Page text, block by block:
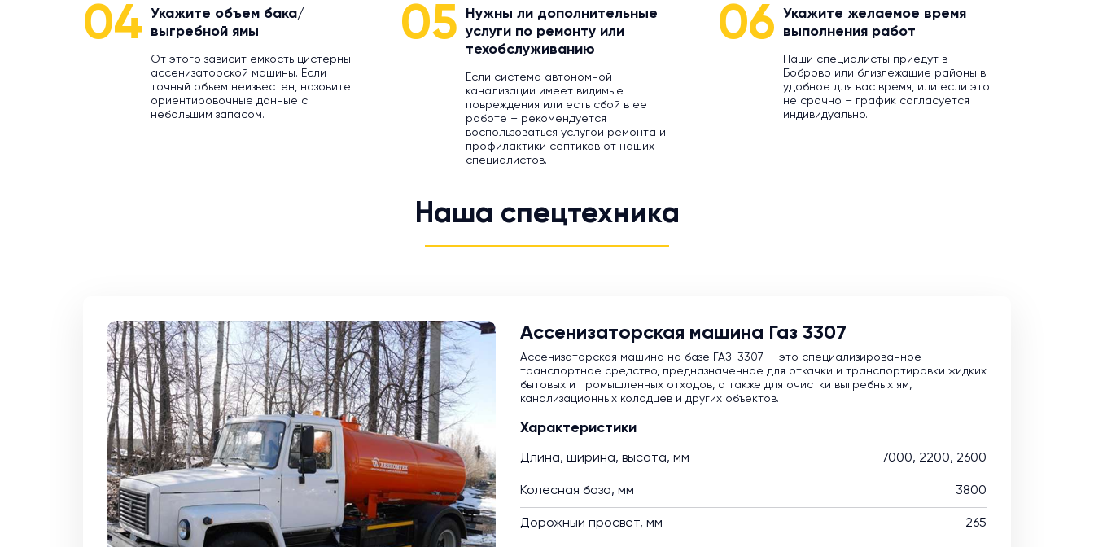
04
Укажите объем бака/
выгребной ямы
От этого зависит емкость цистерны
ассенизаторской машины. Если
точный объем неизвестен, назовите
ориентировочные данные с
небольшим запасом.
05
Нужны ли дополнительные
услуги по ремонту или
техобслуживанию
Если система автономной
канализации имеет видимые
повреждения или есть сбой в ее
работе – рекомендуется
воспользоваться услугой ремонта и
профилактики септиков от наших
специалистов.
06
Укажите желаемое время
выполнения работ
Наши специалисты приедут в
Боброво или близлежащие районы в
удобное для вас время, или если это
не срочно – график согласуется
индивидуально.
Наша спецтехника
Ассенизаторская машина Газ 3307
Ассенизаторская машина на базе ГАЗ-3307 — это специализированное
транспортное средство, предназначенное для откачки и транспортировки жидких
бытовых и промышленных отходов, а также для очистки выгребных ям,
канализационных колодцев и других объектов.
Характеристики
Длина, ширина, высота, мм 7000, 2200, 2600
Колесная база, мм 3800
Дорожный просвет, мм 265